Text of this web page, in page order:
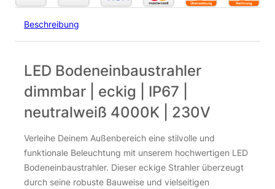
Beschreibung
LED Bodeneinbaustrahler
dimmbar | eckig | IP67 |
neutralweiß 4000K | 230V
Verleihe Deinem Außenbereich eine stilvolle und
funktionale Beleuchtung mit unserem hochwertigen LED
Bodeneinbaustrahler. Dieser eckige Strahler überzeugt
durch seine robuste Bauweise und vielseitigen